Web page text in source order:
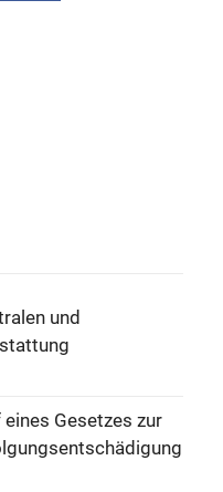
und
Gesetzes zur